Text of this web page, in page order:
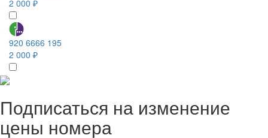
2 000 ₽
920 6666 195
2 000 ₽
Подписаться на изменение
цены номера